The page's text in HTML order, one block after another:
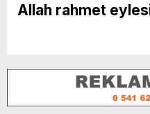
Allah rahmet